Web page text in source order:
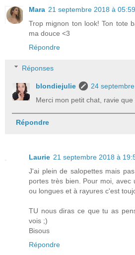
Mara 21 septembre 2018 à 05:59
Trop mignon ton look! Ton tote
ma douce <3
Répondre
Réponses
blondiejulie
24
Merci mon petit chat, ravie
Répondre
Laurie 21 septembre 2018 à
J'ai plein de salopettes mais
portes très bien. Pour moi, avec
ou longues et à rayures c'est
TU nous diras ce que tu as
vois ;)
Bisous
Répondre